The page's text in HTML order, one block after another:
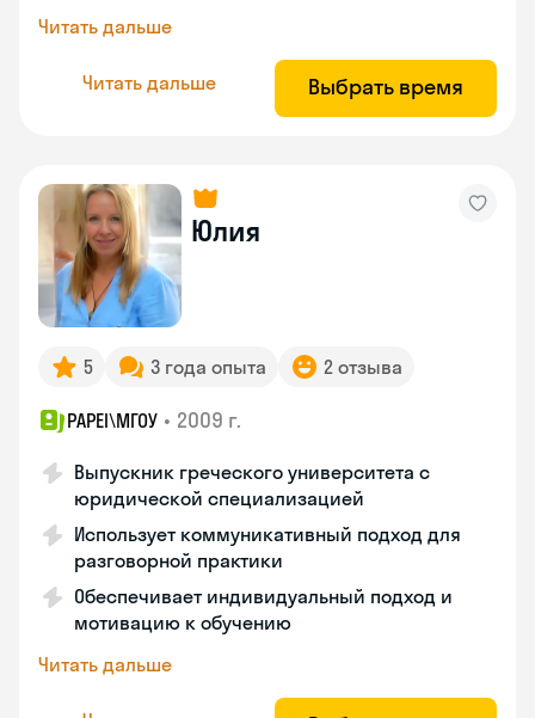
Читать дальше
Читать дальше Выбрать время
Юлия
5 3 года опыта 2 отзыва
PAPEI\MГОУ • 2009 г.
Выпускник греческого университета с
юридической специализацией
Использует коммуникативный подход для
разговорной практики
Обеспечивает индивидуальный подход и
мотивацию к обучению
Читать дальше